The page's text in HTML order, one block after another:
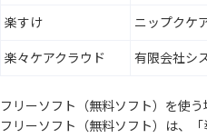
楽すけ ニップクケ
楽々ケアクラウド 有限会社シ
フリーソフト（無料ソフト）を使う
フリーソフト（無料ソフト）は、